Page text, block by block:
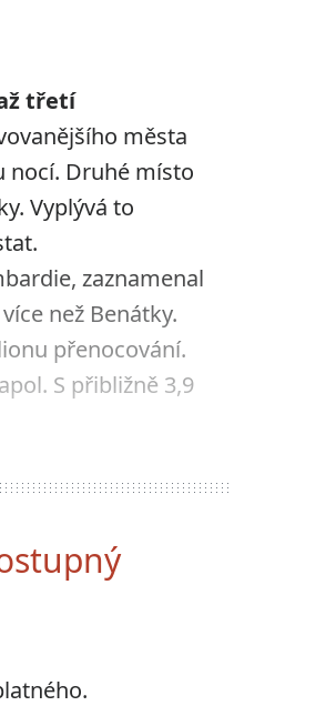
třetí
města
nocí. Druhé místo
Vyplývá to
zaznamenal
než Benátky.
přenocování.
S přibližně 3,9